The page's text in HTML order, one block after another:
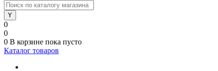
0
0
0 В корзине пока пусто
Каталог товаров